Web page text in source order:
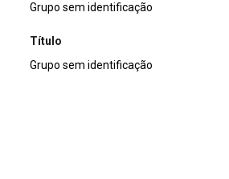
Grupo sem identificação
Título
Grupo sem identificação